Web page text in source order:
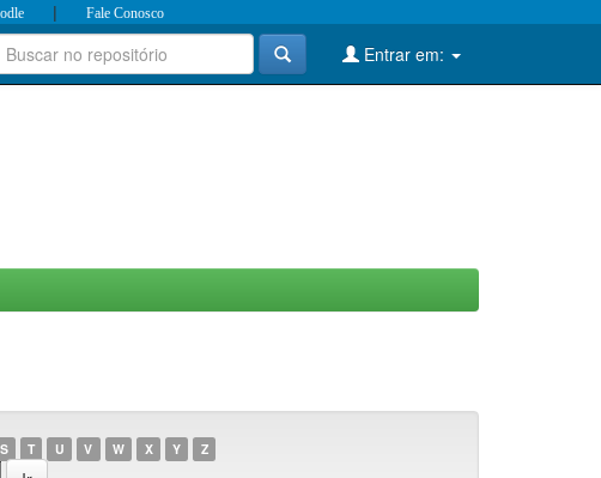
| Fale Conosco
Entrar em:
S T U V W X Y Z